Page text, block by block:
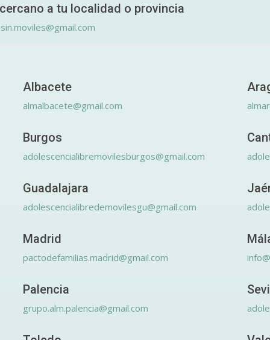
a tu localidad o provincia
Albacete
almalbacete@gmail.com
Burgos
adolescencialibremovilesburgos@gmail.com
Guadalajara
adolescencialibredemovilesgu@gmail.com
Madrid
pactodefamilias.madrid@gmail.com
Palencia
grupo.alm.palencia@gmail.com